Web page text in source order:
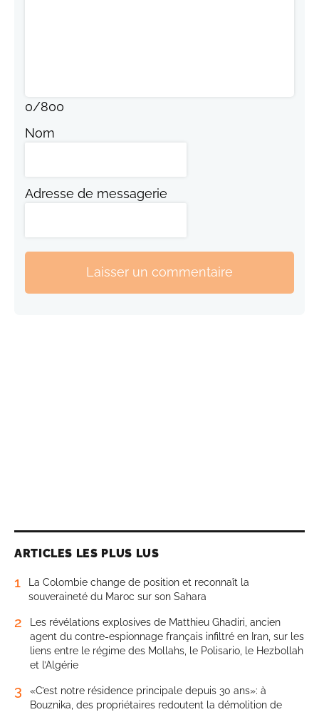
0/800
Nom
Adresse de messagerie
Laisser un commentaire
ARTICLES LES PLUS LUS
1
La Colombie change de position et reconnaît la
souveraineté du Maroc sur son Sahara
2
Les révélations explosives de Matthieu Ghadiri, ancien
agent du contre-espionnage français infiltré en Iran, sur les
liens entre le régime des Mollahs, le Polisario, le Hezbollah
et l’Algérie
3
«C’est notre résidence principale depuis 30 ans»: à
Bouznika, des propriétaires redoutent la démolition de